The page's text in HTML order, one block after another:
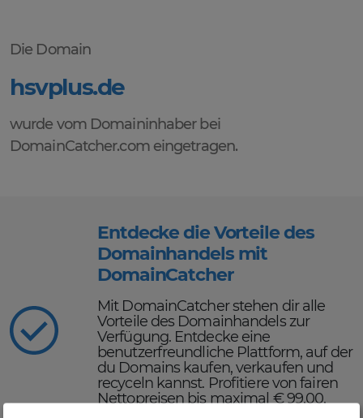
Die Domain
hsvplus.de
wurde vom Domaininhaber bei
DomainCatcher.com eingetragen.
Entdecke die Vorteile des
Domainhandels mit
DomainCatcher
Mit DomainCatcher stehen dir alle
Vorteile des Domainhandels zur
Verfügung. Entdecke eine
benutzerfreundliche Plattform, auf der
du Domains kaufen, verkaufen und
recyceln kannst. Profitiere von fairen
Nettopreisen bis maximal € 99,00,